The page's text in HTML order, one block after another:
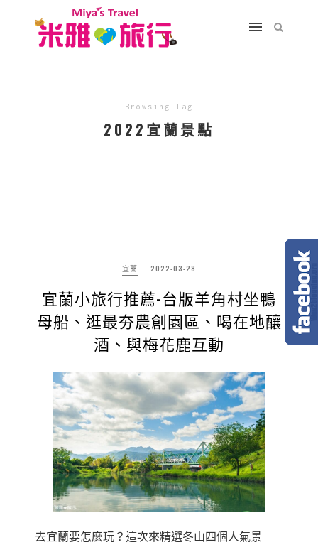
Browsing Tag
2022宜蘭景點
宜蘭 2022-03-28
宜蘭小旅行推薦-台版羊角村坐鴨
母船、逛最夯農創園區、喝在地釀
酒、與梅花鹿互動
去宜蘭要怎麼玩？這次來精選冬山四個人氣景